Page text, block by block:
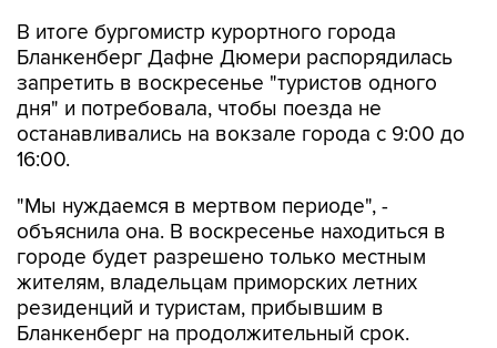
В итоге бургомистр курортного города
Бланкенберг Дафне Дюмери распорядилась
запретить в воскресенье "туристов одного
дня" и потребовала, чтобы поезда не
останавливались на вокзале города с 9:00 до
16:00.
"Мы нуждаемся в мертвом периоде", -
объяснила она. В воскресенье находиться в
городе будет разрешено только местным
жителям, владельцам приморских летних
резиденций и туристам, прибывшим в
Бланкенберг на продолжительный срок.